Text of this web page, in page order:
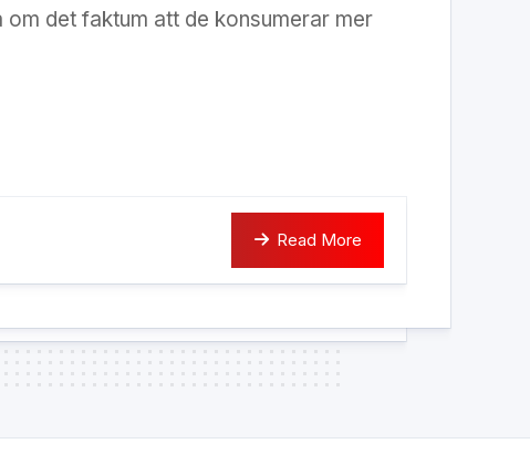
om det faktum att de konsumerar mer
Read More